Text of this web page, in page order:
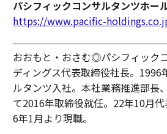
パシフィックコンサルタンツホー
https://www.pacific-
おおもと・おさむ◎パシフィック
ディングス代表取締役社長。1996
ルタンツ入社。本社業務推進部長
て2016年取締役就任。22年10月
6年1月より現職。